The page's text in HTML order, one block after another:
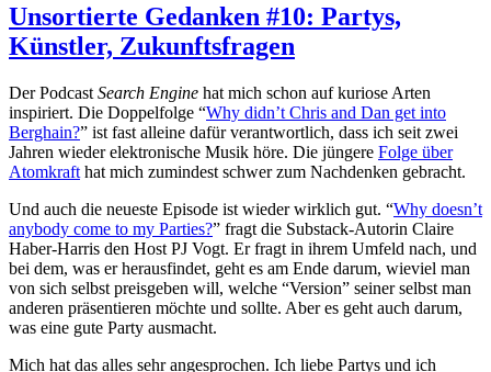
Unsortierte Gedanken #10: Partys,
Künstler, Zukunftsfragen
Der Podcast Search Engine hat mich schon auf kuriose Arten
inspiriert. Die Doppelfolge “Why didn’t Chris and Dan get into
Berghain?” ist fast alleine dafür verantwortlich, dass ich seit zwei
Jahren wieder elektronische Musik höre. Die jüngere Folge über
Atomkraft hat mich zumindest schwer zum Nachdenken gebracht.
Und auch die neueste Episode ist wieder wirklich gut. “Why doesn’t
anybody come to my Parties?” fragt die Substack-Autorin Claire
Haber-Harris den Host PJ Vogt. Er fragt in ihrem Umfeld nach, und
bei dem, was er herausfindet, geht es am Ende darum, wieviel man
von sich selbst preisgeben will, welche “Version” seiner selbst man
anderen präsentieren möchte und sollte. Aber es geht auch darum,
was eine gute Party ausmacht.
Mich hat das alles sehr angesprochen. Ich liebe Partys und ich